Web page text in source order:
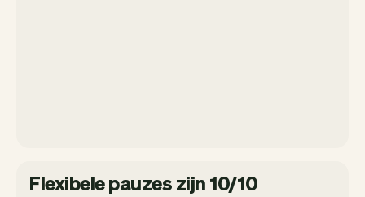
Flexibele pauzes zijn 10/10